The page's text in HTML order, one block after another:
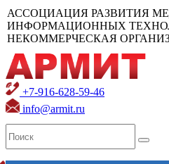
АССОЦИАЦИЯ РАЗВИТИЯ
ИНФОРМАЦИОННЫХ
НЕКОММЕРЧЕСКАЯ
+7-916-628-59-46
info@armit.ru